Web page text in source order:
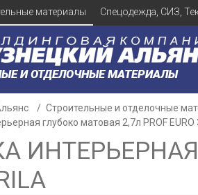
материалы Спецодежда, СИЗ,
И ОТДЕЛОЧНЫЕ МАТЕРИАЛЫ
Строительные и отделочные
глубоко матовая 2,7л PROF
ИНТЕРЬЕРНАЯ